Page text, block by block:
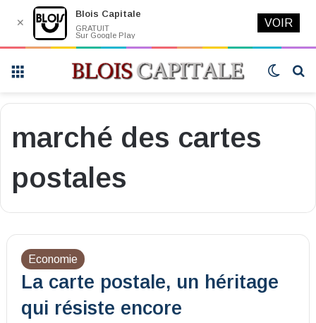
Switch
marché des cartes
postales
Economie
La carte postale, un héritage
qui résiste encore
✕
Blois Capitale
GRATUIT
Sur Google Play
VOIR